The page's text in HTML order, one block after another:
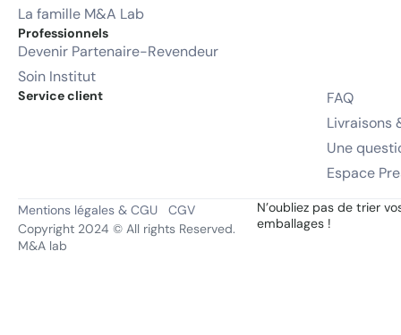
La famille M&A Lab
Professionnels
Devenir Partenaire-Revendeur
Soin Institut
Service client
FAQ
Livraisons
Une
Espace
Mentions légales & CGU
CGV
Copyright 2024 © All rights Reserved.
M&A lab
N’oubliez pas de trier
emballages !